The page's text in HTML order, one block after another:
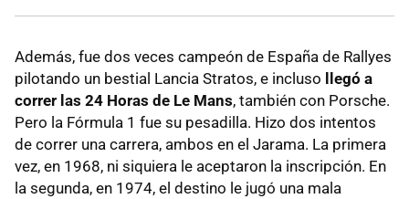
Además, fue dos veces campeón de España de Rallyes
pilotando un bestial Lancia Stratos, e incluso
llegó a
correr las 24 Horas de Le Mans, también con Porsche.
Pero la Fórmula 1 fue su pesadilla. Hizo dos intentos
de correr una carrera, ambos en el Jarama. La primera
vez, en 1968, ni siquiera le aceptaron la inscripción. En
la segunda, en 1974, el destino le jugó una mala